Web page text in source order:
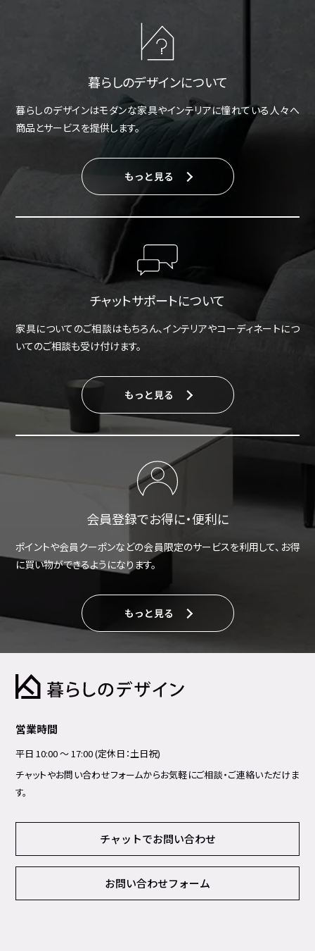
暮らしのデザインについて
暮らしのデザインはモダンな家具やインテリアに憧れている人々へ
商品とサービスを提供します。
もっと見る
チャットサポートについて
家具についてのご相談はもちろん、インテリアやコーディネートにつ
いてのご相談も受け付けます。
もっと見る
会員登録でお得に・便利に
ポイントや会員クーポンなどの会員限定のサービスを利用して、お得
に買い物ができるようになります。
もっと見る
営業時間
平日 10:00 ～ 17:00 (定休日：土日祝)
チャットやお問い合わせフォームからお気軽にご相談・ご連絡いただけま
す。
チャットでお問い合わせ
お問い合わせフォーム